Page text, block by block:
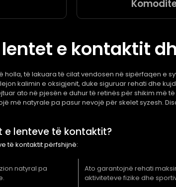
e kontaktit
holla, të lakuara të cilat vendosen në sipërfaqen e
kalimin e oksigjenit, duke siguruar rehati dhe
ato në pjesën e duhur të retinës për shikim më
më natyrale pa pasur nevojë për skelet syzesh.
e lenteve të kontaktit?
të kontaktit përfshijnë:
natyral pa
Ato garantojnë rehati
aktiviteteve fizike dhe